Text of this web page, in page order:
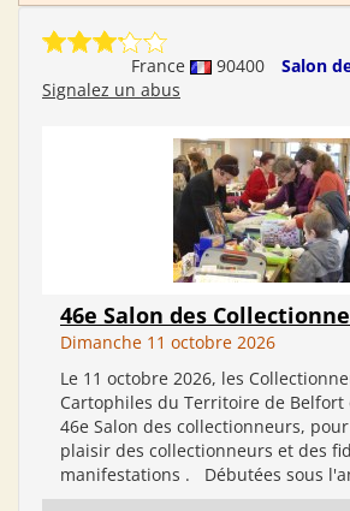
France 90400
Salon
Signalez un abus
46e Salon des
Dimanche 11 octobre 2026
Le 11 octobre 2026, les
Cartophiles du Territoire de
46e Salon des collectionneurs,
plaisir des collectionneurs et des
manifestations . Débutées sous